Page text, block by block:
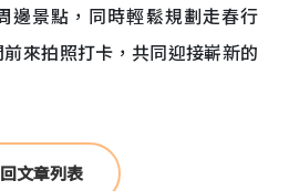
邊景點，同時輕鬆規劃走春行
來拍照打卡，共同迎接嶄新的
回文章列表